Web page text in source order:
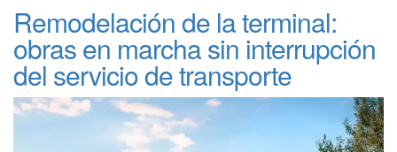
Remodelación de la terminal:
obras en marcha sin interrupción
del servicio de transporte